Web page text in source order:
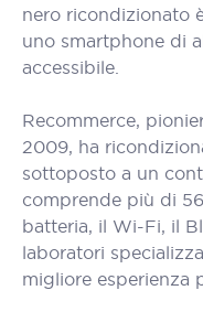
nero ricondizionato
uno smartphone di
accessibile.
Recommerce,
2009, ha
sottoposto a un
comprende più di
batteria, il Wi-Fi, il
laboratori
migliore esperienza